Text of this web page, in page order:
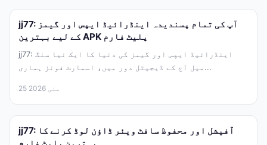
jj77: آپ کی تمام پسندیدہ اینڈرائیڈ ایپس اور گیمز
کے لیے بہترین APK پلیٹ فارم
jj77: اینڈرائیڈ ایپس اور گیمز کی دنیا کا ایک نیا سنگ
میل آج کے ڈیجیٹل دور میں، اسمارٹ فونز ہماری...
25 مئی 2026
jj77: آفیشل اور محفوظ سافٹ ویئر ڈاؤن لوڈ کرنے کا